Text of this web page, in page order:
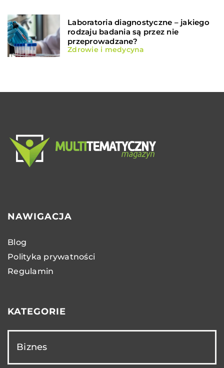
Laboratoria diagnostyczne – jakiego
rodzaju badania są przez nie
przeprowadzane?
Zdrowie i medycyna
NAWIGACJA
Blog
Polityka prywatności
Regulamin
KATEGORIE
Biznes